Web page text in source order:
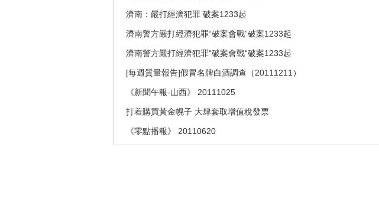
濟南：嚴打經濟犯罪 破案1233起
濟南警方嚴打經濟犯罪“破案會戰”破案1233起
濟南警方嚴打經濟犯罪“破案會戰“破案1233起
[每週質量報告]假冒名牌白酒調查（20111211）
《新聞午報-山西》 20111025
打着購買黃金幌子 大肆套取增值稅發票
《零點播報》 20110620